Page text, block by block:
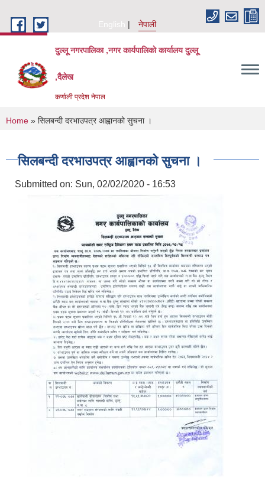
English
नेपाली
दुल्लू नगरपालिका ,नगर कार्यपालिकाे कार्यालय दुल्लू
,दैलेख
कर्णाली प्रदेश नेपाल
You are here
Home » सिलबन्दी दरभाउपत्र आह्वानको सुचना ।
सिलबन्दी दरभाउपत्र आह्वानको सुचना ।
Submitted on: Sun, 02/02/2020 - 16:53